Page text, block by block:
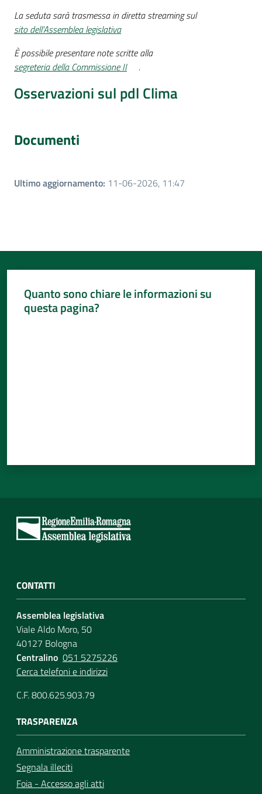
La seduta sarà trasmessa in diretta streaming sul
sito dell'Assemblea legislativa
È possibile presentare note scritte alla
segreteria della Commissione II
.
Osservazioni sul pdl Clima
Documenti
Ultimo aggiornamento: 11-06-2026, 11:47
Quanto sono chiare le informazioni su
questa pagina?
CONTATTI
Assemblea legislativa
Viale Aldo Moro, 50
40127 Bologna
Centralino 051 5275226
Cerca telefoni e indirizzi
C.F. 800.625.903.79
TRASPARENZA
Amministrazione trasparente
Segnala illeciti
Foia - Accesso agli atti